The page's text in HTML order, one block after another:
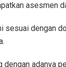
asesmen
sesuai dengan
dengan adanya